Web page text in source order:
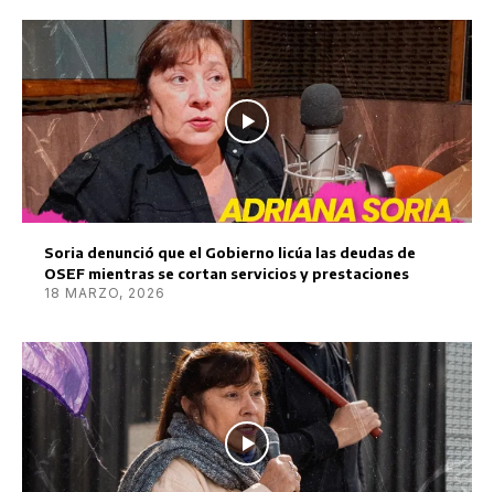
Soria denunció que el Gobierno licúa las deudas de
OSEF mientras se cortan servicios y prestaciones
18 MARZO, 2026